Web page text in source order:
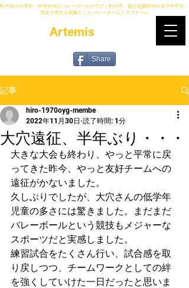
Artemis
Share
松戸市の小学生・中学生向けバレーボールクラブ｜松戸市、及び近隣市内の女子中学生、
男女小学生を対象としたバレーボールクラブチーム
記事
大穴遠征、半年ぶり・・・
hiro-1970oyg-membe
2022年11月30日 読了時間: 1分
大きな大会も終わり、やっと平常に戻
ってきた昨今、やっと友好チームへの
遠征がかないました。
久しぶりでしたが、大穴さんの低学年
児童の多さには驚きました。まだまだ
バレーボールという競技もメジャーな
スポーツだと実感しました。
練習試合をたくさん行い、試合感を取
り戻しつつ、チームワークとしての絆
を強くしていけた一日だったと思いま